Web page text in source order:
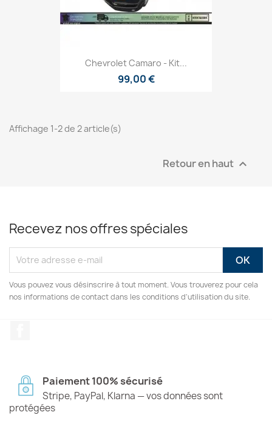
Chevrolet Camaro - Kit...
99,00 €
Affichage 1-2 de 2 article(s)
Retour en haut 
Recevez nos offres spéciales
Vous pouvez vous désinscrire à tout moment. Vous trouverez pour cela
nos informations de contact dans les conditions d'utilisation du site.
Paiement 100% sécurisé
Stripe, PayPal, Klarna — vos données sont
protégées